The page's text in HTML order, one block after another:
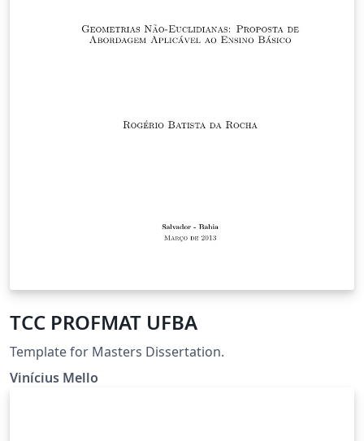
TCC PROFMAT UFBA
Template for Masters Dissertation.
Vinícius Mello